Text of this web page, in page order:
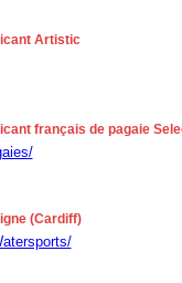
Artistic
français de pagaie
(Cardiff)